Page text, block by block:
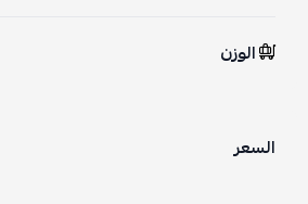
الوزن
السعر